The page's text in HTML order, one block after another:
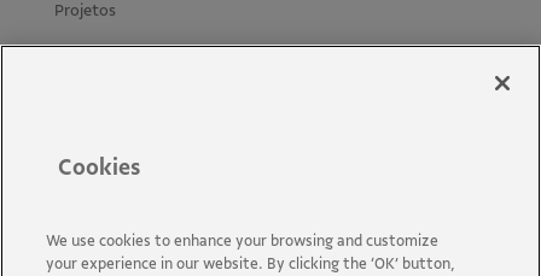
Projetos
Acessibilidade
Fale Conosco
Cookies
We use cookies to enhance your browsing and customize
your experience in our website. By clicking the ‘OK’ button,